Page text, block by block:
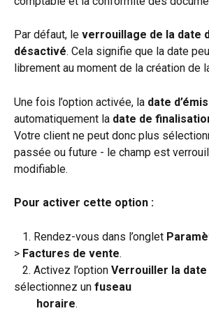
Par défaut, le verrouillage de la date
désactivé. Cela signifie que la date
librement au moment de la création de
Une fois l’option activée, la date
automatiquement la date de
Votre client ne peut donc plus
passée ou future - le champ est
modifiable.
Pour activer cette option :
   1. Rendez-vous dans l’onglet
> Factures de vente.
   2. Activez l’option
Verrouiller la
sélectionnez un fuseau
        horaire
.